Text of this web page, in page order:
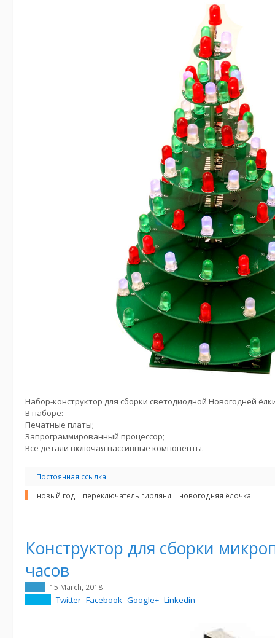
Набор-конструктор для сборки светодиодной Новогодней
В наборе:
Печатные платы;
Запрограммированный процессор;
Все детали включая пассивные компоненты.
Постоянная ссылка
новый год
переключатель гирлянд новогодняя ёлочка
Конструктор для сборки
часов
15 March, 2018
Twitter Facebook Google+ Linkedin